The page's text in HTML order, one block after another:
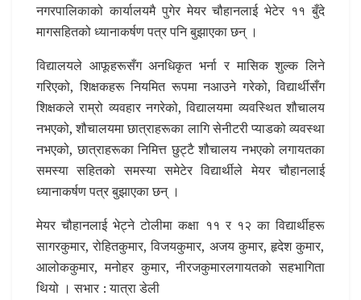
नगरपालिकाको कार्यालयमै पुगेर मेयर चौहानलाई भेटेर ११ बुँदे
मागसहितको ध्यानाकर्षण पत्र पनि बुझाएका छन् ।
विद्यालयले आफूहरूसँग अनधिकृत भर्ना र मासिक शुल्क लिने
गरिएको, शिक्षकहरू नियमित रूपमा नआउने गरेको, विद्यार्थीसँग
शिक्षकले राम्रो व्यवहार नगरेको, विद्यालयमा व्यवस्थित शौचालय
नभएको, शौचालयमा छात्राहरूका लागि सेनीटरी प्याडको व्यवस्था
नभएको, छात्राहरूका निमित्त छुट्टै शौचालय नभएको लगायतका
समस्या सहितको समस्या समेटेर विद्यार्थीले मेयर चौहानलाई
ध्यानाकर्षण पत्र बुझाएका छन् ।
मेयर चौहानलाई भेट्ने टोलीमा कक्षा ११ र १२ का विद्यार्थीहरू
सागरकुमार, रोहितकुमार, विजयकुमार, अजय कुमार, हृदेश कुमार,
आलोककुमार, मनोहर कुमार, नीरजकुमारलगायतको सहभागिता
थियो । सभार : यात्रा डेली